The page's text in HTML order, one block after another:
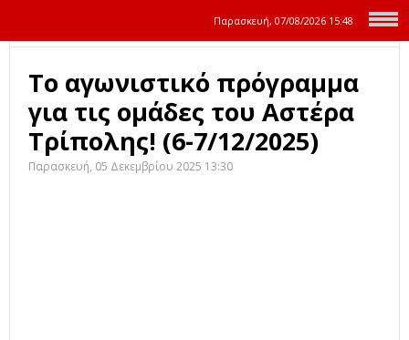
Παρασκευή, 07/08/2026 15:48
Το αγωνιστικό πρόγραμμα
για τις ομάδες του Αστέρα
Τρίπολης! (6-7/12/2025)
Παρασκευή, 05 Δεκεμβρίου 2025 13:30